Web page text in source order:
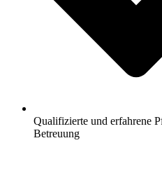
Qualifizierte und erfahrene
Betreuung